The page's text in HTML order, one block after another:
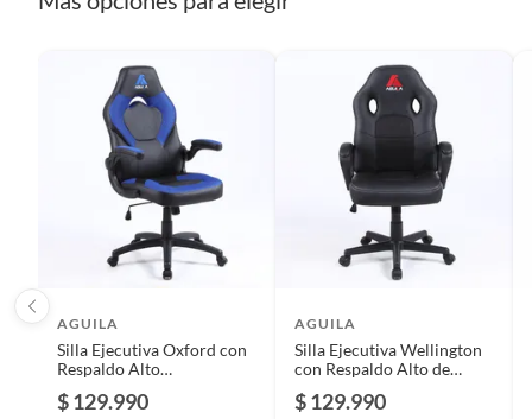
Cuenta con respaldo reclinable
Alto
Ancho
Profundidad
AGUILA
Silla Ejecutiva Oxford con
Respaldo Alto
Mecedora
$ 129.990
AGUILA
Silla Ejecutiva Wellington
con Respaldo Alto de
Mecedora - Negro
$ 129.990